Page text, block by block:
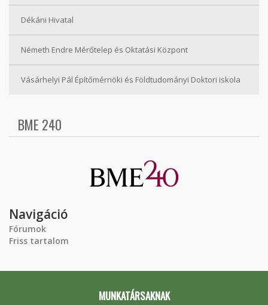
Dékáni Hivatal
Németh Endre Mérőtelep és Oktatási Központ
Vásárhelyi Pál Építőmérnöki és Földtudományi Doktori iskola
BME 240
Navigáció
Fórumok
Friss tartalom
MUNKATÁRSAKNAK